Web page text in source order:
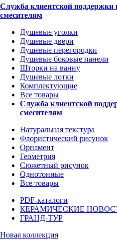
Служба клиентской поддержки
смесителям
Душевые уголки
Душевые двери
Душевые перегородки
Душевые боковые панели
Шторки на ванну
Душевые лотки
Комплектующие
Все товары
Служба клиентской
смесителям
Натуральная текстура
Флористический рисунок
Орнамент
Геометрия
Сюжетный рисунок
Однотонные
Все товары
PDF-каталоги
КЕРАМИЧЕСКИЕ
ГРАНД-ТУР
Новая коллекция